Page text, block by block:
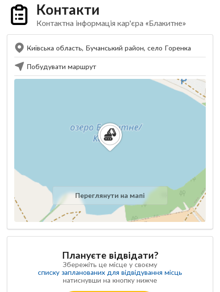
Контакти
Контактна інформація кар'єра «Блакитне»
Київська область, Бучанський район, село Горенка
Побудувати маршрут
Переглянути на мапі
Плануєте відвідати?
Збережіть це місце у своєму
списку запланованих для відвідування місць
натиснувши на кнопку нижче